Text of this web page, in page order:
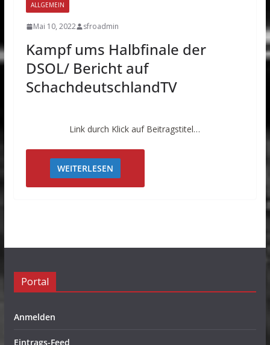
ALLGEMEIN
Mai 10, 2022 sfroadmin
Kampf ums Halbfinale der
DSOL/ Bericht auf
SchachdeutschlandTV
Link durch Klick auf Beitragstitel…
WEITERLESEN
Portal
Anmelden
Eintrags-Feed